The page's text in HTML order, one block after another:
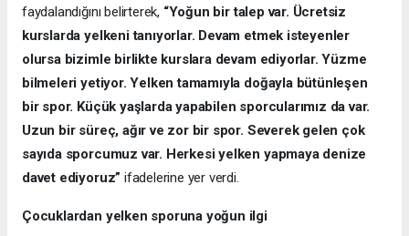
faydalandığını belirterek, “Yoğun bir talep var. Ücretsiz
kurslarda yelkeni tanıyorlar. Devam etmek isteyenler
olursa bizimle birlikte kurslara devam ediyorlar. Yüzme
bilmeleri yetiyor. Yelken tamamıyla doğayla bütünleşen
bir spor. Küçük yaşlarda yapabilen sporcularımız da var.
Uzun bir süreç, ağır ve zor bir spor. Severek gelen çok
sayıda sporcumuz var. Herkesi yelken yapmaya denize
davet ediyoruz” ifadelerine yer verdi.
Çocuklardan yelken sporuna yoğun ilgi